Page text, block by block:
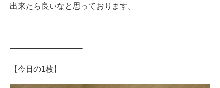
出来たら良いなと思っております。
—————————-
【今日の1枚】